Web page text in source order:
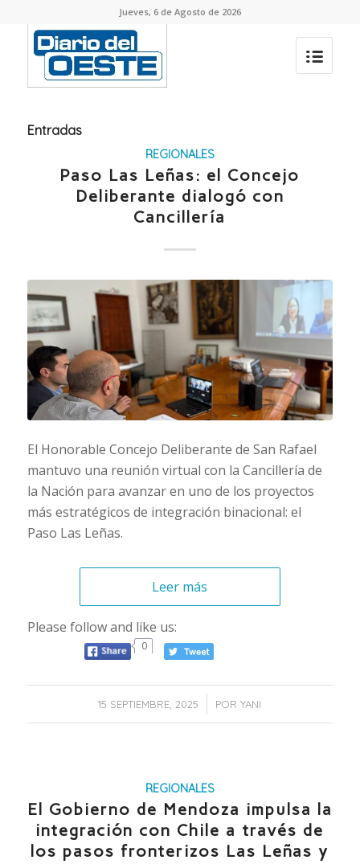
Jueves, 6 de Agosto de 2026
Entradas
REGIONALES
Paso Las Leñas: el Concejo
Deliberante dialogó con
Cancillería
El Honorable Concejo Deliberante de San Rafael
mantuvo una reunión virtual con la Cancillería de
la Nación para avanzar en uno de los proyectos
más estratégicos de integración binacional: el
Paso Las Leñas.
Leer más
Please follow and like us:
0
15 SEPTIEMBRE, 2025
/ PORYANI
REGIONALES
El Gobierno de Mendoza impulsa la
integración con Chile a través de
los pasos fronterizos Las Leñas y